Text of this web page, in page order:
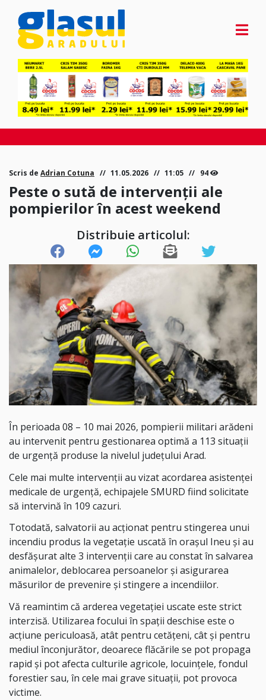
Scris de Adrian Cotuna 11.05.2026 11:05 94
Peste o sută de intervenții ale
pompierilor în acest weekend
Distribuie articolul:
În perioada 08 – 10 mai 2026, pompierii militari arădeni
au intervenit pentru gestionarea optimă a 113 situații
de urgență produse la nivelul județului Arad.
Cele mai multe intervenții au vizat acordarea asistenței
medicale de urgență, echipajele SMURD fiind solicitate
să intervină în 109 cazuri.
Totodată, salvatorii au acționat pentru stingerea unui
incendiu produs la vegetație uscată în orașul Ineu și au
desfășurat alte 3 intervenții care au constat în salvarea
animalelor, deblocarea persoanelor și asigurarea
măsurilor de prevenire și stingere a incendiilor.
Vă reamintim că arderea vegetației uscate este strict
interzisă. Utilizarea focului în spații deschise este o
acțiune periculoasă, atât pentru cetățeni, cât și pentru
mediul înconjurător, deoarece flăcările se pot propaga
rapid și pot afecta culturile agricole, locuințele, fondul
forestier sau, în cele mai grave situații, pot provoca
victime.